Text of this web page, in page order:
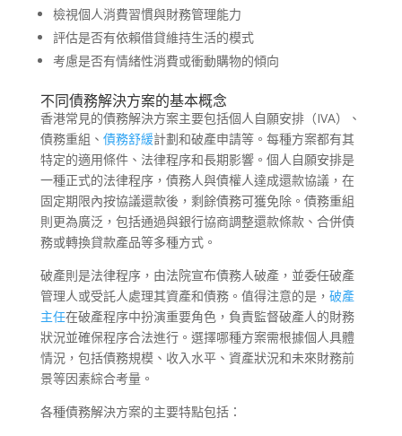
檢視個人消費習慣與財務管理能力
評估是否有依賴借貸維持生活的模式
考慮是否有情緒性消費或衝動購物的傾向
不同債務解決方案的基本概念
香港常見的債務解決方案主要包括個人自願安排（IVA）、
債務重組、 債務舒緩計劃和破產申請等。每種方案都有其
特定的適用條件、法律程序和長期影響。個人自願安排是
一種正式的法律程序，債務人與債權人達成還款協議，在
固定期限內按協議還款後，剩餘債務可獲免除。債務重組
則更為廣泛，包括通過與銀行協商調整還款條款、合併債
務或轉換貸款產品等多種方式。
破產則是法律程序，由法院宣布債務人破產，並委任破產
管理人或受託人處理其資產和債務。值得注意的是， 破產
主任在破產程序中扮演重要角色，負責監督破產人的財務
狀況並確保程序合法進行。選擇哪種方案需根據個人具體
情況，包括債務規模、收入水平、資產狀況和未來財務前
景等因素綜合考量。
各種債務解決方案的主要特點包括：